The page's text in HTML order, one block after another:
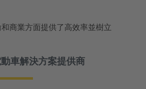
商業方面提供了高效率並樹立
車解決方案提供商